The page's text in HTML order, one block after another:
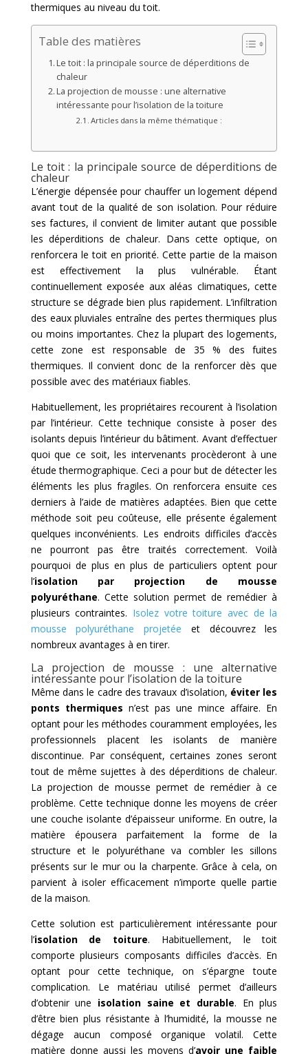
thermiques au niveau du toit.
Table des matières
Le toit : la principale source de déperditions de
chaleur
La projection de mousse : une alternative
intéressante pour l’isolation de la toiture
Articles dans la même thématique :
Le toit : la principale source de déperditions de
chaleur
L’énergie dépensée pour chauffer un logement dépend
avant tout de la qualité de son isolation. Pour réduire
ses factures, il convient de limiter autant que possible
les déperditions de chaleur. Dans cette optique, on
renforcera le toit en priorité. Cette partie de la maison
est effectivement la plus vulnérable. Étant
continuellement exposée aux aléas climatiques, cette
structure se dégrade bien plus rapidement. L’infiltration
des eaux pluviales entraîne des pertes thermiques plus
ou moins importantes. Chez la plupart des logements,
cette zone est responsable de 35 % des fuites
thermiques. Il convient donc de la renforcer dès que
possible avec des matériaux fiables.
Habituellement, les propriétaires recourent à l’isolation
par l’intérieur. Cette technique consiste à poser des
isolants depuis l’intérieur du bâtiment. Avant d’effectuer
quoi que ce soit, les intervenants procèderont à une
étude thermographique. Ceci a pour but de détecter les
éléments les plus fragiles. On renforcera ensuite ces
derniers à l’aide de matières adaptées. Bien que cette
méthode soit peu coûteuse, elle présente également
quelques inconvénients. Les endroits difficiles d’accès
ne pourront pas être traités correctement. Voilà
pourquoi de plus en plus de particuliers optent pour
l’isolation par projection de mousse
polyuréthane. Cette solution permet de remédier à
plusieurs contraintes. Isolez votre toiture avec de la
mousse polyuréthane projetée et découvrez les
nombreux avantages à en tirer.
La projection de mousse : une alternative
intéressante pour l’isolation de la toiture
Même dans le cadre des travaux d’isolation, éviter les
ponts thermiques n’est pas une mince affaire. En
optant pour les méthodes couramment employées, les
professionnels placent les isolants de manière
discontinue. Par conséquent, certaines zones seront
tout de même sujettes à des déperditions de chaleur.
La projection de mousse permet de remédier à ce
problème. Cette technique donne les moyens de créer
une couche isolante d’épaisseur uniforme. En outre, la
matière épousera parfaitement la forme de la
structure et le polyuréthane va combler les sillons
présents sur le mur ou la charpente. Grâce à cela, on
parvient à isoler efficacement n’importe quelle partie
de la maison.
Cette solution est particulièrement intéressante pour
l’isolation de toiture. Habituellement, le toit
comporte plusieurs composants difficiles d’accès. En
optant pour cette technique, on s’épargne toute
complication. Le matériau utilisé permet d’ailleurs
d’obtenir une isolation saine et durable. En plus
d’être bien plus résistante à l’humidité, la mousse ne
dégage aucun composé organique volatil. Cette
matière donne aussi les moyens d’avoir une faible